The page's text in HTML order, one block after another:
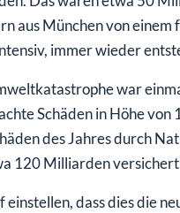
aus München von
immer wieder
war
Schäden in Höhe
des Jahres durch
120 Milliarden
einstellen, dass dies die